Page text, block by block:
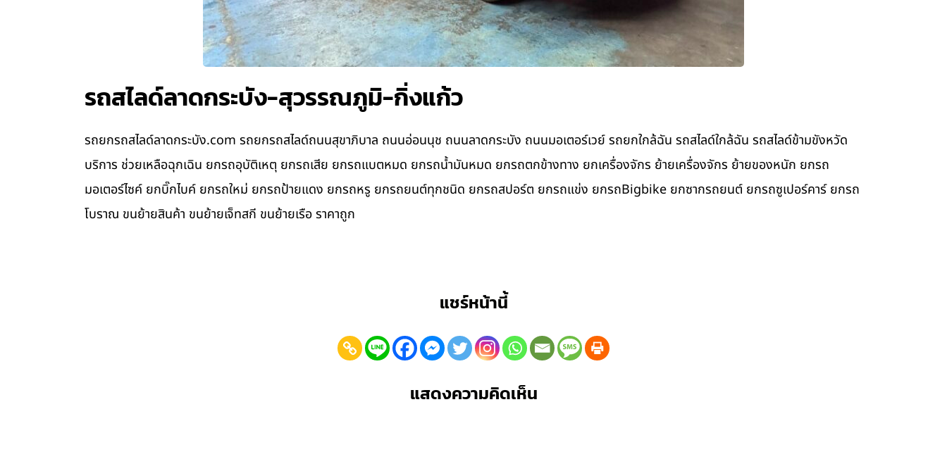
รถสไลด์ลาดกระบัง-สุวรรณภูมิ-กิ่งแก้ว
รถยกรถสไลด์ลาดกระบัง.com รถยกรถสไลด์ถนนสุขาภิบาล ถนนอ่อนนุช ถนนลาดกระบัง ถนนมอเตอร์เวย์ รถยกใกล้ฉัน รถสไลด์ใกล้ฉัน รถสไลด์ข้ามขังหวัด
บริการ ช่วยเหลือฉุกเฉิน ยกรถอุบัติเหตุ ยกรถเสีย ยกรถแบตหมด ยกรถน้ำมันหมด ยกรถตกข้างทาง ยกเครื่องจักร ย้ายเครื่องจักร ย้ายของหนัก ยกรถ
มอเตอร์ไซค์ ยกบิ๊กไบค์ ยกรถใหม่ ยกรถป้ายแดง ยกรถหรู ยกรถยนต์ทุกชนิด ยกรถสปอร์ต ยกรถแข่ง ยกรถBigbike ยกซากรถยนต์ ยกรถซูเปอร์คาร์ ยกรถ
โบราณ ขนย้ายสินค้า ขนย้ายเจ็ทสกี ขนย้ายเรือ ราคาถูก
แชร์หน้านี้
แสดงความคิดเห็น